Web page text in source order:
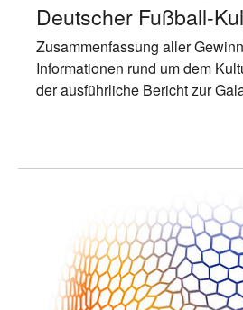
Deutscher Fußball-
Zusammenfassung aller
Informationen rund um dem
der ausführliche Bericht zur